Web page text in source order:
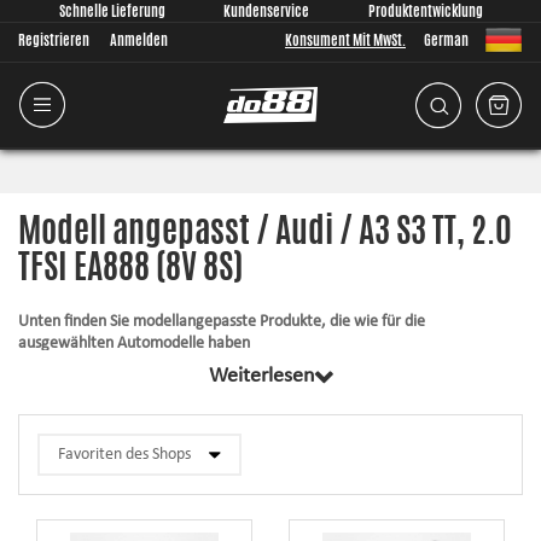
Schnelle Lieferung Kundenservice
Produktentwicklung
Registrieren
Anmelden Konsument Mit MwSt. German
Modell angepasst / Audi / A3 S3 TT, 2.0
TFSI EA888 (8V 8S)
Unten finden Sie modellangepasste Produkte, die wie für die
ausgewählten Automodelle haben
Alle Produkte in dieser Kategorie haben gemeinsam, dass sie passend für
überhaupt möglich ist. Die Artikel enthalten immer alles, was für die
Weiterlesen